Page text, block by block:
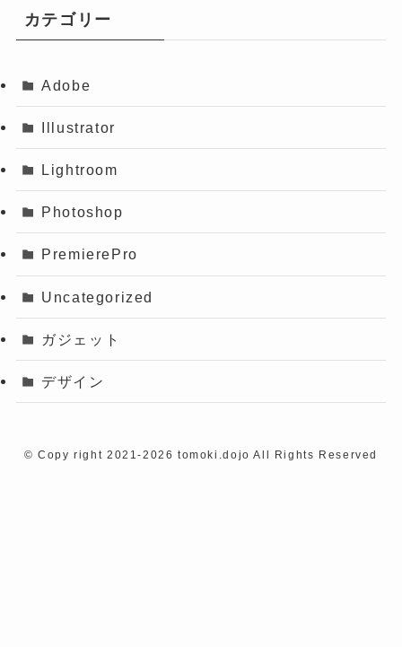
カテゴリー
Adobe
Illustrator
Lightroom
Photoshop
PremierePro
Uncategorized
ガジェット
デザイン
© Copy right 2021-2026 tomoki.dojo All Rights Reserved